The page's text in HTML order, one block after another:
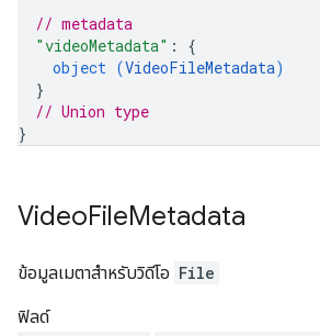
// metadata
"videoMetadata" : {
object (VideoFileMetadata)
}
// Union type
}
VideoFileMetadata
ข้อมูลเมตาสำหรับวิดีโอ File
ฟิลด์